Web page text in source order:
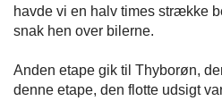
havde vi en halv times strække
snak hen over bilerne.
Anden etape gik til Thyborøn,
denne etape, den flotte udsigt